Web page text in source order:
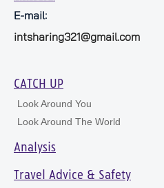
E-mail:
intsharing321@gmail.com
CATCH UP
Look Around You
Look Around The World
Analysis
Travel Advice & Safety